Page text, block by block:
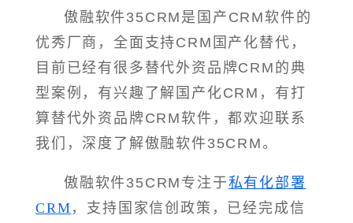
傲融软件35CRM是国产CRM软件的
优秀厂商，全面支持CRM国产化替代，
目前已经有很多替代外资品牌CRM的典
型案例，有兴趣了解国产化CRM，有打
算替代外资品牌CRM软件，都欢迎联系
我们，深度了解傲融软件35CRM。
傲融软件35CRM专注于私有化部署
CRM ，支持国家信创政策，已经完成信